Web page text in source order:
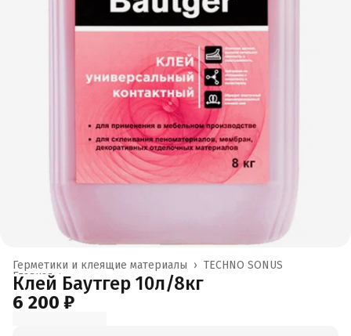
TECHNO SONUS
Герметики и клеящие материалы ›
Главная ›
Клей Баутгер 10л/8кг
6 200 ₽